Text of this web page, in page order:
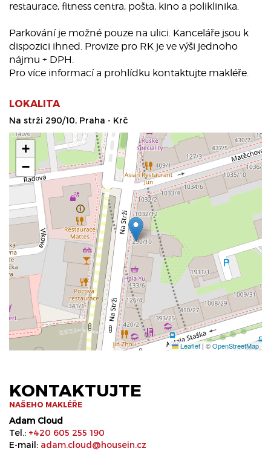
restaurace, fitness centra, pošta, kino a poliklinika.
Parkování je možné pouze na ulici. Kanceláře jsou k
dispozici ihned. Provize pro RK je ve výši jednoho
nájmu + DPH.
Pro více informací a prohlídku kontaktujte makléře.
LOKALITA
Na strži 290/10, Praha - Krč
+
−
Leaflet | ©OpenStreetMap
KONTAKTUJTE
NAŠEHO MAKLÉŘE
Adam Cloud
Tel.: +420 605 255 190
E-mail: adam.cloud@housein.cz